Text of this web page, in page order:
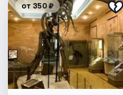
от 350 ₽